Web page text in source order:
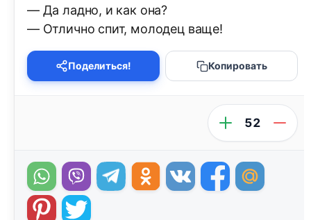
— Да ладно, и как она?
— Отлично спит, молодец ваще!
Поделиться! Копировать
52